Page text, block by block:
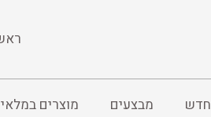
חדש מבצעים מוצרים במלאי